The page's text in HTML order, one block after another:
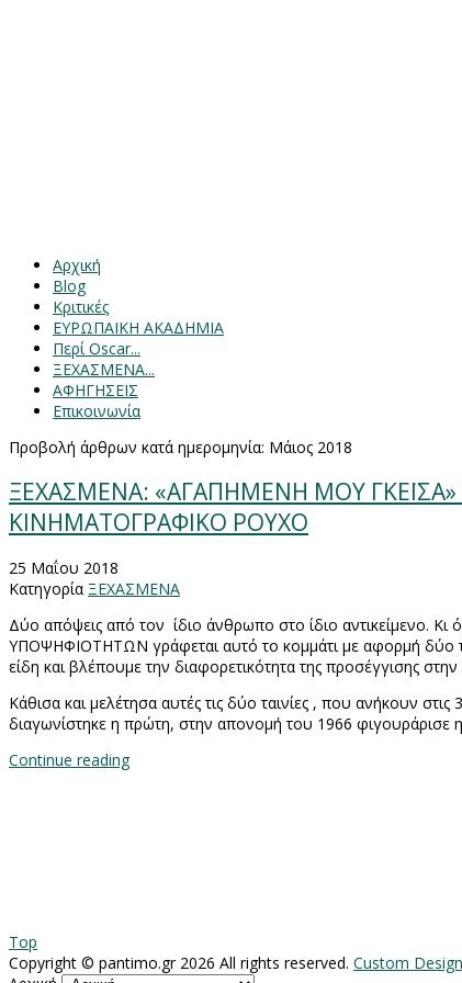
Αρχική
Blog
Κριτικές
ΕΥΡΩΠΑΙΚΗ ΑΚΑΔΗΜΙΑ
Περί Oscar...
ΞΕΧΑΣΜΕΝΑ...
ΑΦΗΓΗΣΕΙΣ
Επικοινωνία
Προβολή άρθρων κατά ημερομηνία: Μάιος 2018
ΞΕΧΑΣΜΕΝΑ: «ΑΓΑΠΗΜΕΝΗ ΜΟΥ
ΚΙΝΗΜΑΤΟΓΡΑΦΙΚΟ ΡΟΥΧΟ
25 Μαΐου 2018
Κατηγορία ΞΕΧΑΣΜΕΝΑ
Δύο απόψεις από τον ίδιο άνθρωπο στο ίδιο αντικείμενο.
ΥΠΟΨΗΦΙΟΤΗΤΩΝ γράφεται αυτό το κομμάτι με αφορμή δύο
είδη και βλέπουμε την διαφορετικότητα της προσέγγισης στην
Κάθισα και μελέτησα αυτές τις δύο ταινίες , που ανήκουν
διαγωνίστηκε η πρώτη, στην απονομή του 1966
Continue reading
Top
Copyright © pantimo.gr2026 All rights reserved. Custom